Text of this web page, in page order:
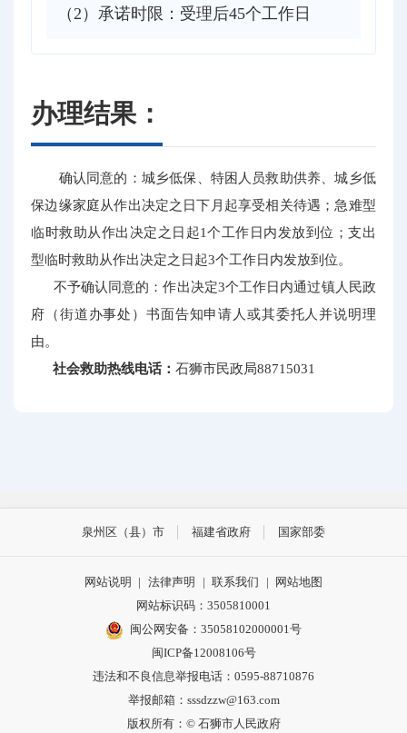
（2）承诺时限：受理后45个工作日
办理结果：
确认同意的：城乡低保、特困人员救助供养、城乡低
保边缘家庭从作出决定之日下月起享受相关待遇；急难型
临时救助从作出决定之日起1个工作日内发放到位；支出
型临时救助从作出决定之日起3个工作日内发放到位。
不予确认同意的：作出决定3个工作日内通过镇人民政
府（街道办事处）书面告知申请人或其委托人并说明理
由。
社会救助热线电话：石狮市民政局88715031
泉州区（县）市 福建省政府 国家部委
网站说明 | 法律声明 | 联系我们 |
网站地图
网站标识码：3505810001
闽公网安备：35058102000001号
闽ICP备12008106号
违法和不良信息举报电话：0595-88710876
举报邮箱：sssdzzw@163.com
版权所有：© 石狮市人民政府